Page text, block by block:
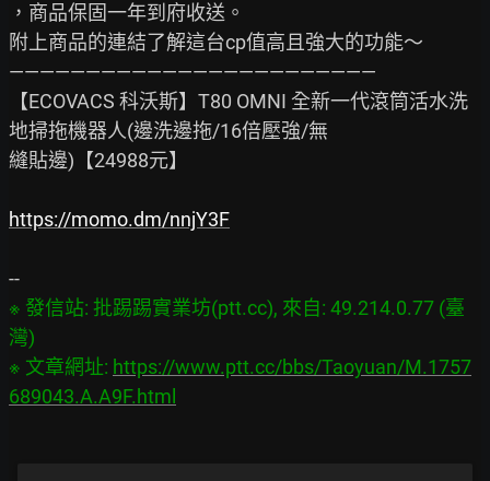
，商品保固一年到府收送。
附上商品的連結了解這台cp值高且強大的功能～
————————————————————————
【ECOVACS 科沃斯】T80 OMNI 全新一代滾筒活水洗
地掃拖機器人(邊洗邊拖/16倍壓強/無
縫貼邊)【24988元】
https://momo.dm/nnjY3F
※ 發信站: 批踢踢實業坊(ptt.cc), 來自: 49.214.0.77 (臺
灣)
※ 文章網址: https://www.ptt.cc/bbs/Taoyuan/M.1757
689043.A.A9F.html